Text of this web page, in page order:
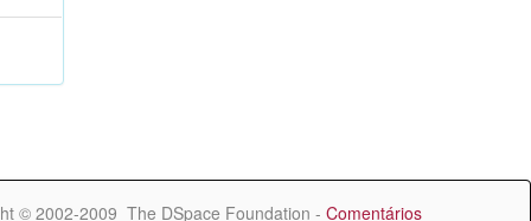
© 2002-2009 The DSpace Foundation - Comentários